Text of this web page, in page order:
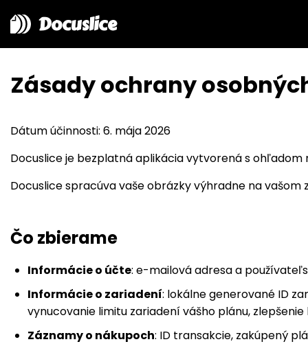
Docuslice
Zásady ochrany
Dátum účinnosti: 6. mája 2026
Docuslice je bezplatná aplikácia vytvorená s ohľadom
Docuslice spracúva vaše obrázky výhradne na vašom
Čo zbierame
Informácie o účte: e-mailová adresa a
Informácie o zariadení: lokálne generované ID
vynucovanie limitu zariadení vášho plánu,
Záznamy o nákupoch: ID transakcie, zakúpený